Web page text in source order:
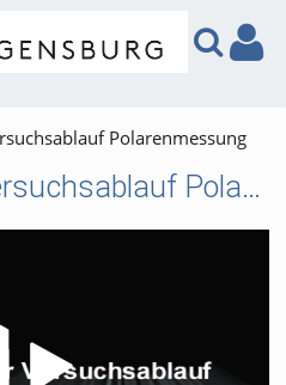
Polarenmessung
Automatischer Versuchsablauf Polarenmessung